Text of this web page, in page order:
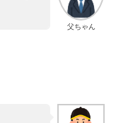
父ちゃん